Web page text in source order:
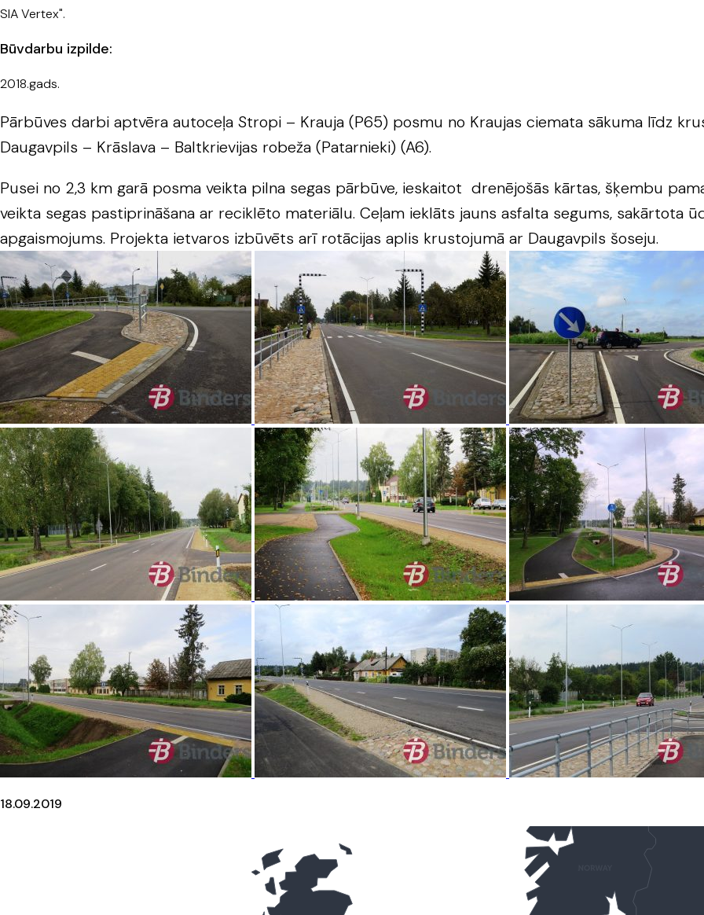
SIA Vertex".
Būvdarbu izpilde:
2018.gads.
Pārbūves darbi aptvēra autoceļa Stropi – Krauja (P65) posmu no Kraujas ciemata sākuma līdz
Daugavpils – Krāslava – Baltkrievijas robeža (Patarnieki) (A6).
Pusei no 2,3 km garā posma veikta pilna segas pārbūve, ieskaitot drenējošās kārtas, šķembu
veikta segas pastiprināšana ar reciklēto materiālu. Ceļam ieklāts jauns asfalta segums, sakārtota
apgaismojums. Projekta ietvaros izbūvēts arī rotācijas aplis krustojumā ar Daugavpils šoseju.
18.09.2019